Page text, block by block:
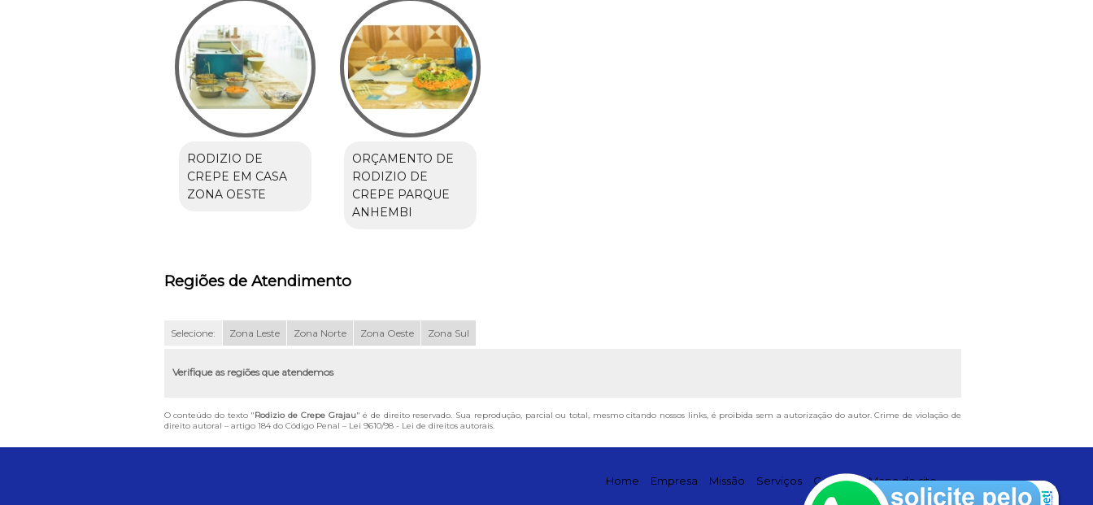
RODIZIO DE
CREPE EM CASA
ZONA OESTE
ORÇAMENTO DE
RODIZIO DE
CREPE PARQUE
ANHEMBI
Regiões de Atendimento
Selecione: Zona Leste Zona Norte Zona Oeste Zona Sul
Verifique as regiões que atendemos
O conteúdo do texto "Rodizio de Crepe Grajau" é de direito reservado. Sua reprodução, parcial ou total, mesmo citando nossos links, é proibida sem a autorização do autor. Crime de violação de
direito autoral – artigo 184 do Código Penal – Lei 9610/98 - Lei de direitos autorais.
Home Empresa Missão Serviços Contato Mapa do site